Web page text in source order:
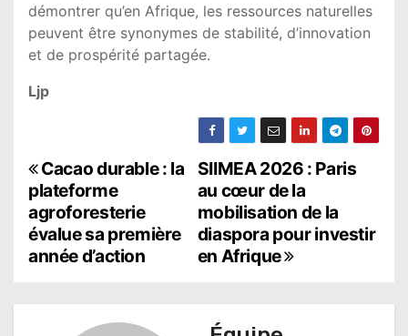
démontrer qu’en Afrique, les ressources naturelles
peuvent être synonymes de stabilité, d’innovation
et de prospérité partagée.
Ljp
N
a
v
g
SIIMEA 2026 : Paris
au cœur de la
mobilisation de la
diaspora pour investir
en Afrique
Cacao durable : la
plateforme
agroforesterie
évalue sa première
année d’action